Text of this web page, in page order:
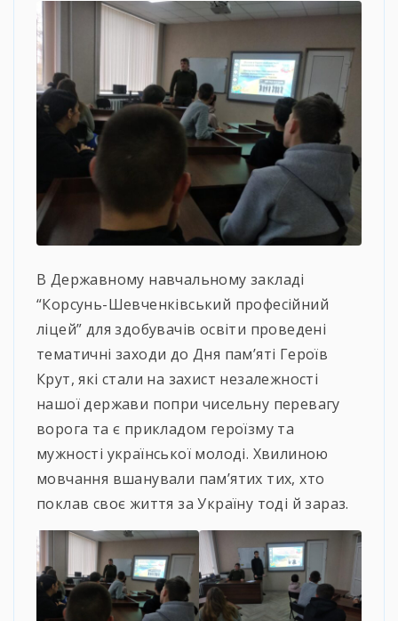
В Державному навчальному закладі
“Корсунь-Шевченківський професійний
ліцей” для здобувачів освіти проведені
тематичні заходи до Дня пам’яті Героїв
Крут, які стали на захист незалежності
нашої держави попри чисельну перевагу
ворога та є прикладом героїзму та
мужності української молоді. Хвилиною
мовчання вшанували пам’ятих тих, хто
поклав своє життя за Україну тоді й зараз.